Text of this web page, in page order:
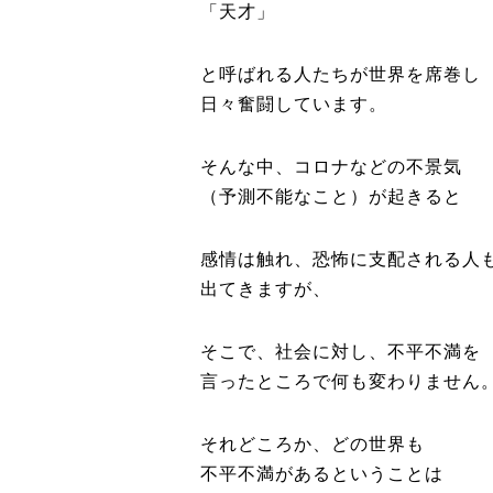
「天才」
と呼ばれる人たちが世界を席巻し
日々奮闘しています。
そんな中、コロナなどの不景気
（予測不能なこと）が起きると
感情は触れ、恐怖に支配される人
出てきますが、
そこで、社会に対し、不平不満を
言ったところで何も変わりません
それどころか、どの世界も
不平不満があるということは